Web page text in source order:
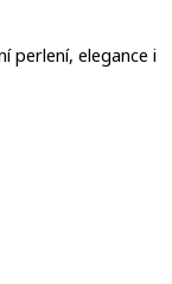
perlení, elegance i